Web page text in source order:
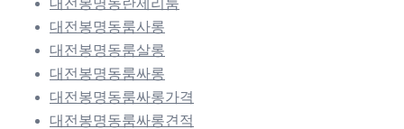
대전봉명동룸사롱
대전봉명동룸살롱
대전봉명동룸싸롱
대전봉명동룸싸롱가격
대전봉명동룸싸롱견적